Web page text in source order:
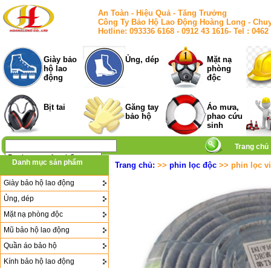
An Toàn - Hiệu Quả - Tăng Trưởng
Công Ty Bảo Hộ Lao Động Hoàng Long -
Hotline: 093336 6168 - 0912 43 1616- Tel :
Giày bảo
hộ lao
động
Ủng, dép
Mặt nạ
phòng
độc
Bịt tai
Găng tay
bảo hộ
Áo mưa,
phao cứu
sinh
Trang chủ
Danh mục sản phẩm
Giày bảo hộ lao động
Ủng, dép
Mặt nạ phòng độc
Mũ bảo hộ lao động
Quần áo bảo hộ
Kính bảo hộ lao động
Trang chủ: >> phin lọc độc >> phin lọc